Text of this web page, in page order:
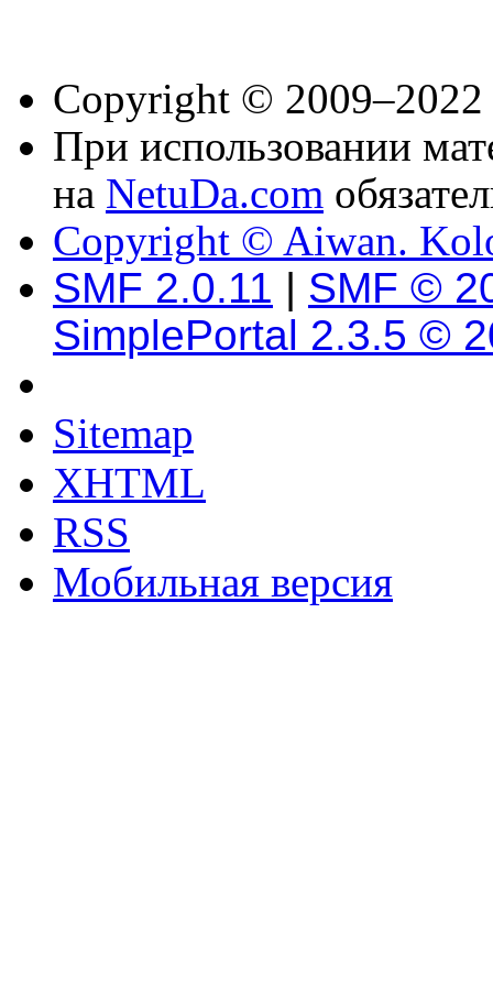
Copyright © 2009–2022
При использовании
на NetuDa.com
Copyright © Aiwan.
SMF 2.0.11 | SMF ©
SimplePortal 2.3.5 ©
Sitemap
XHTML
RSS
Мобильная версия